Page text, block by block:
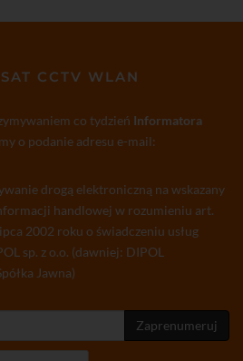
CCTV WLAN
co tydzień Informatora
o podanie adresu e-mail:
drogą elektroniczną na wskazany
handlowej w rozumieniu art.
2002 roku o świadczeniu usług
sp. z o.o. (dawniej: DIPOL
Jawna)
Zaprenumeruj